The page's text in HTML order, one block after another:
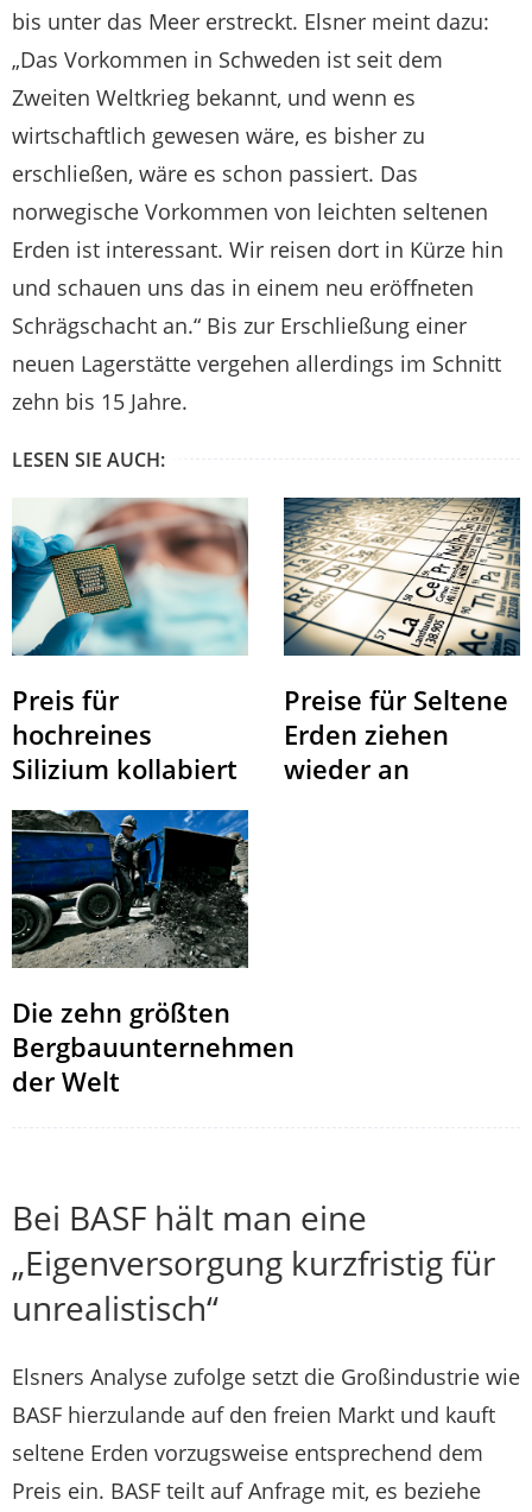
bis unter das Meer erstreckt. Elsner meint dazu:
„Das Vorkommen in Schweden ist seit dem
Zweiten Weltkrieg bekannt, und wenn es
wirtschaftlich gewesen wäre, es bisher zu
erschließen, wäre es schon passiert. Das
norwegische Vorkommen von leichten seltenen
Erden ist interessant. Wir reisen dort in Kürze hin
und schauen uns das in einem neu eröffneten
Schrägschacht an.“ Bis zur Erschließung einer
neuen Lagerstätte vergehen allerdings im Schnitt
zehn bis 15 Jahre.
LESEN SIE AUCH:
Preis für
hochreines
Silizium kollabiert
Preise für Seltene
Erden ziehen
wieder an
Die zehn größten
Bergbauunternehmen
der Welt
Bei BASF hält man eine
„Eigenversorgung kurzfristig für
unrealistisch“
Elsners Analyse zufolge setzt die Großindustrie wie
BASF hierzulande auf den freien Markt und kauft
seltene Erden vorzugsweise entsprechend dem
Preis ein. BASF teilt auf Anfrage mit, es beziehe